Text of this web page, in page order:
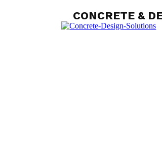
CONCRETE &